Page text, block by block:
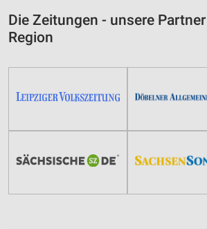
Die Zeitungen - unsere
Region